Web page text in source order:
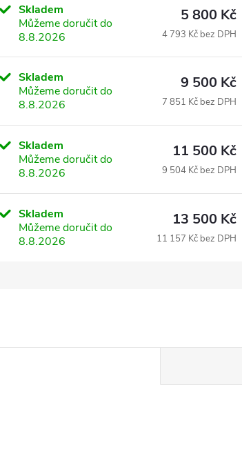
Skladem
Můžeme doručit do
8.8.2026
5 800 Kč
4 793 Kč bez DPH
Skladem
Můžeme doručit do
8.8.2026
9 500 Kč
7 851 Kč bez DPH
Skladem
Můžeme doručit do
8.8.2026
11 500 Kč
9 504 Kč bez DPH
Skladem
Můžeme doručit do
8.8.2026
13 500 Kč
11 157 Kč bez DPH